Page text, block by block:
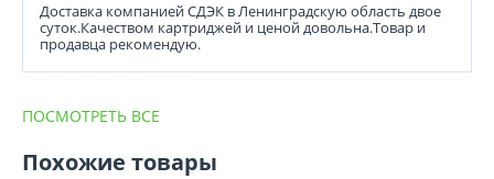
Доставка компанией СДЭК в Ленинградскую область двое
суток.Качеством картриджей и ценой довольна.Товар и
продавца рекомендую.
ПОСМОТРЕТЬ ВСЕ
Похожие товары